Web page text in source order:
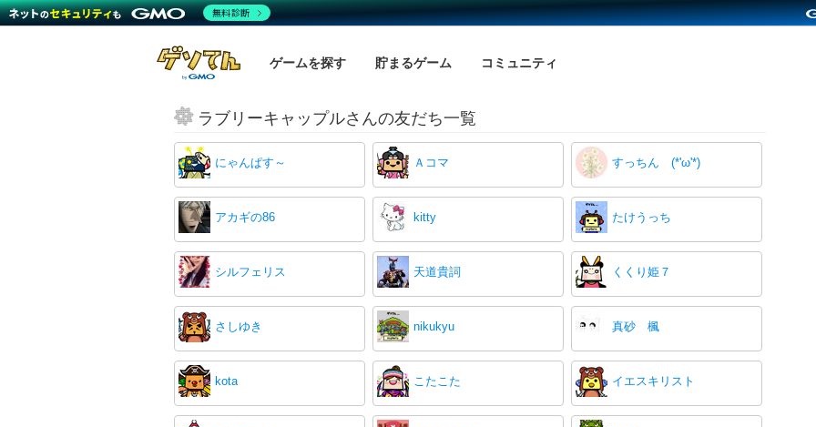
ゲームを探す 貯まるゲーム コミュニティ
ラブリーキャップルさんの友だち一覧
にゃんぱす～ Ａコマ すっちん (*'ω'*)
アカギの86 kitty たけうっち
シルフェリス 天道貴詞 くくり姫７
さしゆき nikukyu 真砂 楓
kota こたこた イエスキリスト
無料診断